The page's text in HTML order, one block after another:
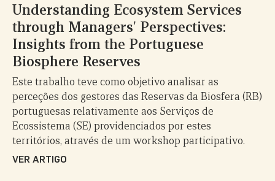
Understanding Ecosystem Services
through Managers' Perspectives:
Insights from the Portuguese
Biosphere Reserves
Este trabalho teve como objetivo analisar as
perceções dos gestores das Reservas da Biosfera (RB)
portuguesas relativamente aos Serviços de
Ecossistema (SE) providenciados por estes
territórios, através de um workshop participativo.
VER ARTIGO